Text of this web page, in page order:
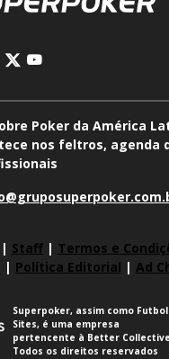
Poker da América
nos feltros, agenda
| Staff| Termos e
| Política Editorial | Ad
Superpoker, assim como Futbol
Sites, é uma empresa
pertencente à Better
Todos os direitos reservados